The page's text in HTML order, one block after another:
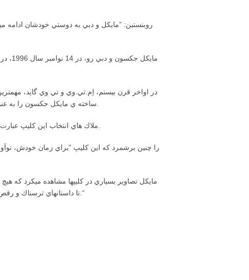
روبنستين: ”مايكل و دبي به دوستي خودشان ادامه
در اواخر قرن بيستم، اِم.تي.وي و تي وي گايد،
و حاصل كارش، از فيلم B، تا داستانهاي ترسناك و رقص را دربرداشت و در نهايت به سبك مرسوم بازگشت. او درها را براي كليپهاي موسيقي گشود.“